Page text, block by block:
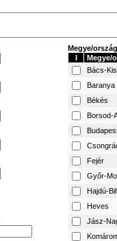
Megye/
I
Megye/
Bács-
Baranya
Békés
Borsod-
Fejér
Győr-
Hajdú-
Heves
Jász-